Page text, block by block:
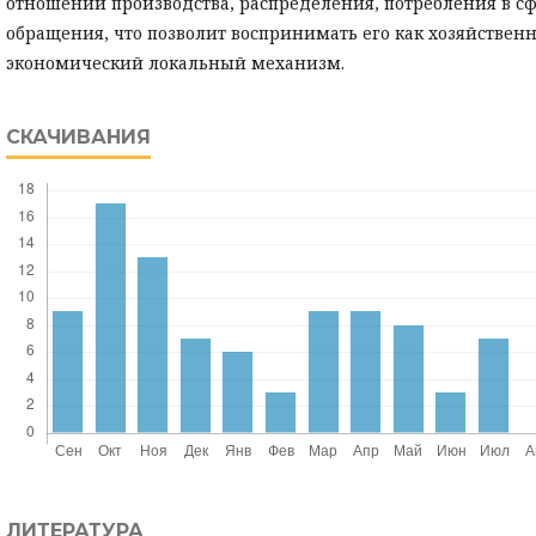
обращения, что позволит воспринимать его как
экономический локальный механизм.
СКАЧИВАНИЯ
ЛИТЕРАТУРА